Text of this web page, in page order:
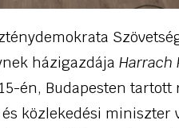
házigazdájaHarrach
én, Budapesten
közlekedési miniszter